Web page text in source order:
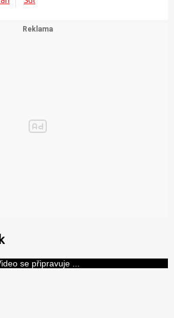
se připravuje ...